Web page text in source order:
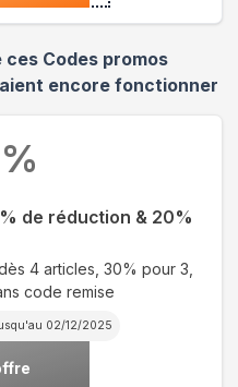
ces Codes promos
encore fonctionner
de réduction & 20%
4 articles, 30% pour 3,
code remise
02/12/2025
%